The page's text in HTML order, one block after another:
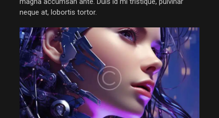
neque at, lobortis tortor.